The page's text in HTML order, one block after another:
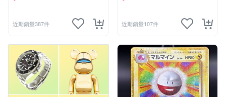
近期銷量387件 近期銷量107件